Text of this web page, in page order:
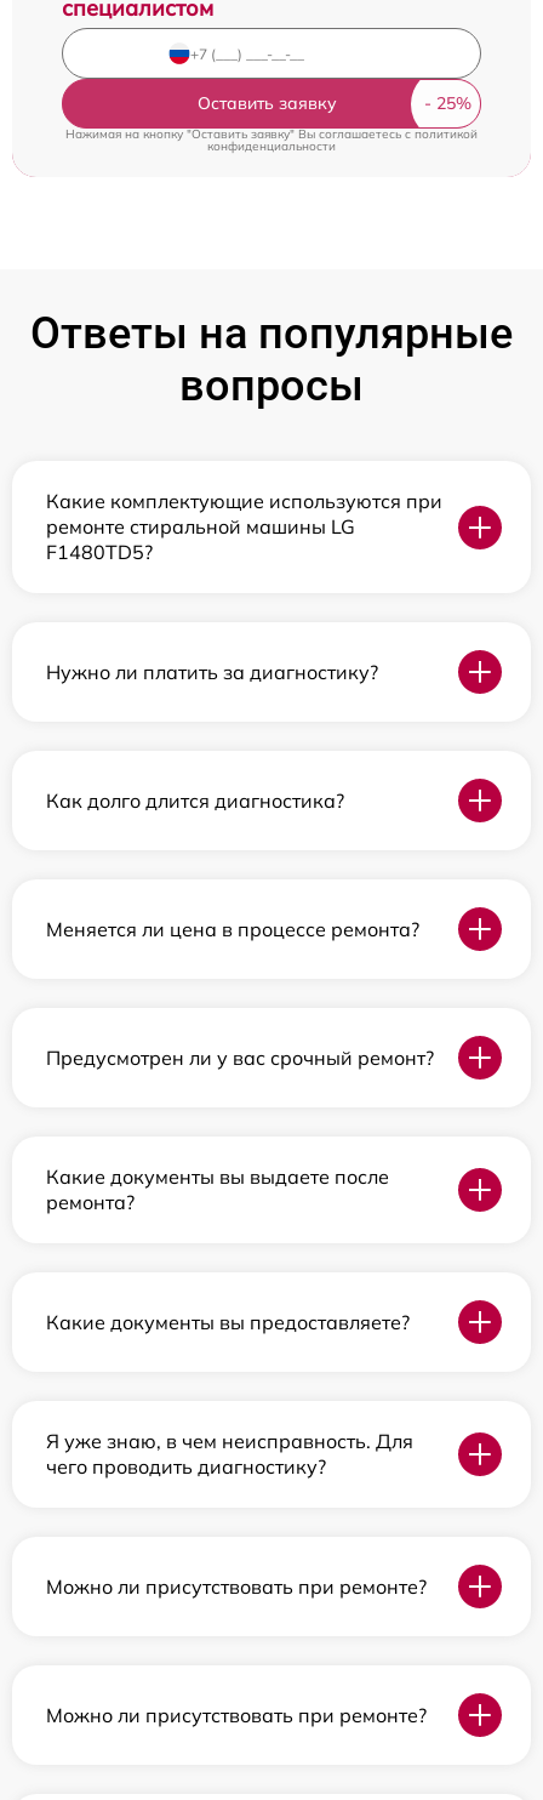
специалистом
Оставить заявку
Нажимая на кнопку "Оставить заявку" Вы соглашаетесь cполитикой
конфиденциальности
Ответы на популярные
вопросы
Какие комплектующие используются при
ремонте стиральной машины LG
F1480TD5?
Нужно ли платить за диагностику?
Как долго длится диагностика?
Меняется ли цена в процессе ремонта?
Предусмотрен ли у вас срочный ремонт?
Какие документы вы выдаете после
ремонта?
Какие документы вы предоставляете?
Я уже знаю, в чем неисправность. Для
чего проводить диагностику?
Можно ли присутствовать при ремонте?
Можно ли присутствовать при ремонте?